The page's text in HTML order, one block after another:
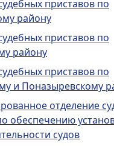
приставов по
району
приставов по
району
приставов по
и Поназыревскому
отделение
обеспечению
судов